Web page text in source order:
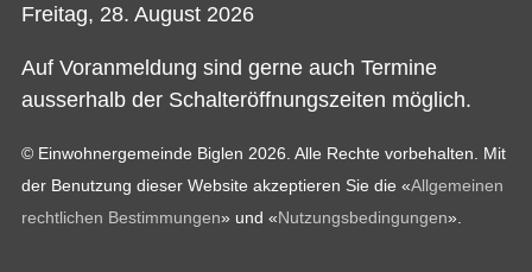
Freitag, 28. August 2026
Auf Voranmeldung sind gerne auch Termine
ausserhalb der Schalteröffnungszeiten möglich.
© Einwohnergemeinde Biglen 2026. Alle Rechte vorbehalten. Mit
der Benutzung dieser Website akzeptieren Sie die «Allgemeinen
rechtlichen Bestimmungen» und «Nutzungsbedingungen».